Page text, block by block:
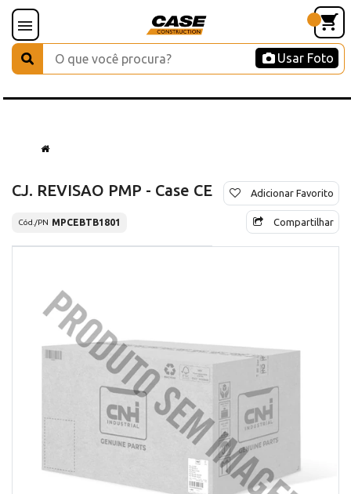
Usar Foto
CJ. REVISAO PMP - Case CE
Cód./PN MPCEBTB1801
Adicionar Favorito
Compartilhar